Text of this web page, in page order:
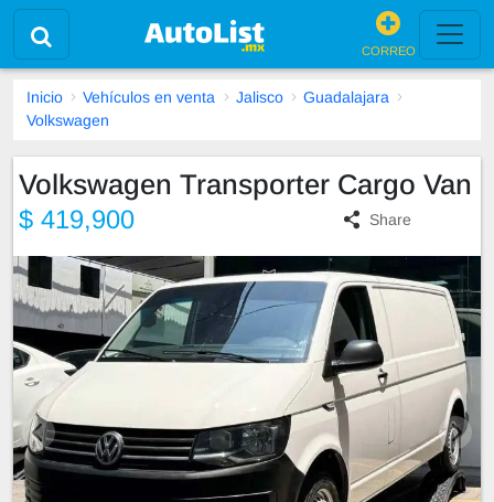
CORREO
Inicio Vehículos en venta Jalisco
Guadalajara
Volkswagen
Volkswagen Transporter Cargo Van
$ 419,900 Share